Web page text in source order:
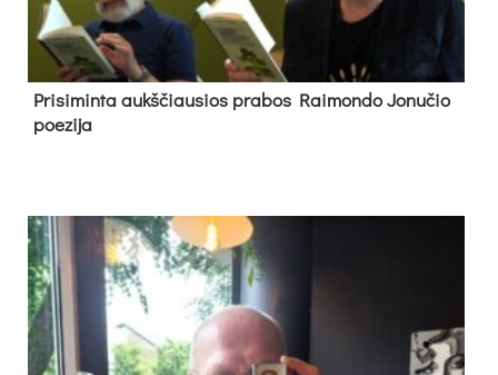
Pri­si­min­ta aukš­čiau­sios pra­bos Rai­mon­do Jo­nu­čio
poe­zi­ja